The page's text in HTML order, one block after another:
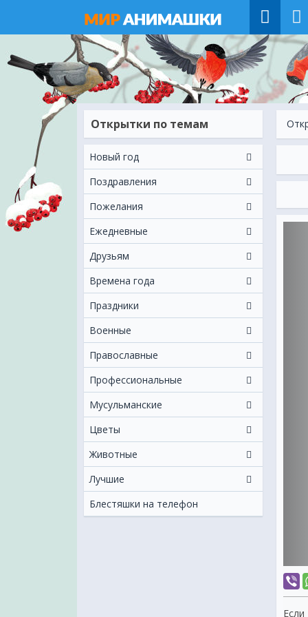
Открытки по темам
Новый год
Поздравления
Пожелания
Ежeдневные
Друзьям
Времена года
Праздники
Военные
Православные
Профессиональные
Мусульманские
Цветы
Животные
Лучшие
Блестяшки на телефон